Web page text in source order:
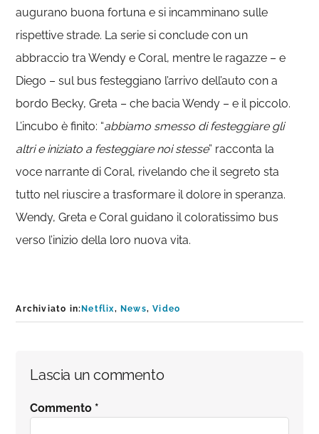
augurano buona fortuna e si incamminano sulle
rispettive strade. La serie si conclude con un
abbraccio tra Wendy e Coral, mentre le ragazze – e
Diego – sul bus festeggiano l’arrivo dell’auto con a
bordo Becky, Greta – che bacia Wendy – e il piccolo.
L’incubo è finito: “abbiamo smesso di festeggiare gli
altri e iniziato a festeggiare noi stesse” racconta la
voce narrante di Coral, rivelando che il segreto sta
tutto nel riuscire a trasformare il dolore in speranza.
Wendy, Greta e Coral guidano il coloratissimo bus
verso l’inizio della loro nuova vita.
Archiviato in:Netflix,News,Video
Interazioni
del
Lascia un commento
Commento *